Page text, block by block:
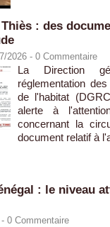
: des
2026 - 0 Commentaire
La Direction
réglementation
de l'habitat
alerte à
concernant la
document relatif à
: le niveau
0 Commentaire